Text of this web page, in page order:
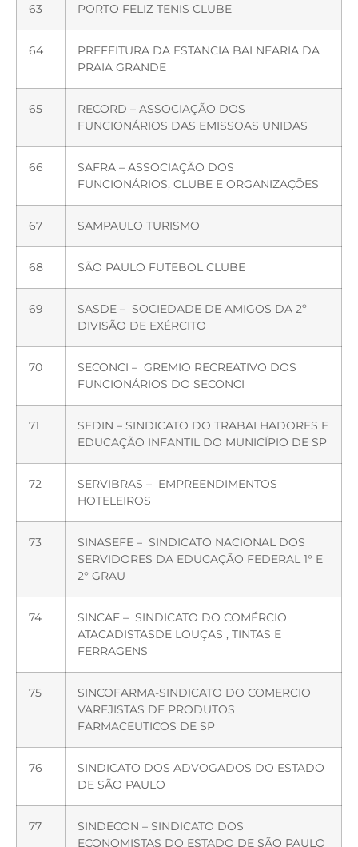
63 PORTO FELIZ TENIS CLUBE
64
PREFEITURA DA ESTANCIA BALNEARIA DA
PRAIA GRANDE
65
RECORD – ASSOCIAÇÃO DOS
FUNCIONÁRIOS DAS EMISSOAS UNIDAS
66
SAFRA – ASSOCIAÇÃO DOS
FUNCIONÁRIOS, CLUBE E ORGANIZAÇÕES
67 SAMPAULO TURISMO
68 SÃO PAULO FUTEBOL CLUBE
69
SASDE – SOCIEDADE DE AMIGOS DA 2º
DIVISÃO DE EXÉRCITO
70
SECONCI – GREMIO RECREATIVO DOS
FUNCIONÁRIOS DO SECONCI
71
SEDIN – SINDICATO DO TRABALHADORES E
EDUCAÇÃO INFANTIL DO MUNICÍPIO DE SP
72
SERVIBRAS – EMPREENDIMENTOS
HOTELEIROS
73
SINASEFE – SINDICATO NACIONAL DOS
SERVIDORES DA EDUCAÇÃO FEDERAL 1° E
2° GRAU
74
SINCAF – SINDICATO DO COMÉRCIO
ATACADISTASDE LOUÇAS , TINTAS E
FERRAGENS
75
SINCOFARMA-SINDICATO DO COMERCIO
VAREJISTAS DE PRODUTOS
FARMACEUTICOS DE SP
76
SINDICATO DOS ADVOGADOS DO ESTADO
DE SÃO PAULO
77
SINDECON – SINDICATO DOS
ECONOMISTAS DO ESTADO DE SÃO PAULO